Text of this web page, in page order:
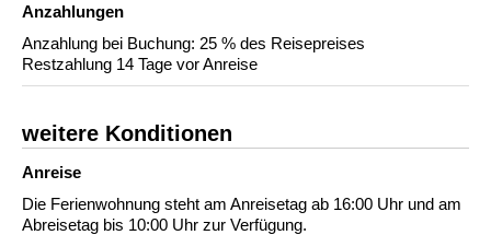
Anzahlungen
Anzahlung bei Buchung: 25 % des Reisepreises
Restzahlung 14 Tage vor Anreise
weitere Konditionen
Anreise
Die Ferienwohnung steht am Anreisetag ab 16:00 Uhr und am
Abreisetag bis 10:00 Uhr zur Verfügung.